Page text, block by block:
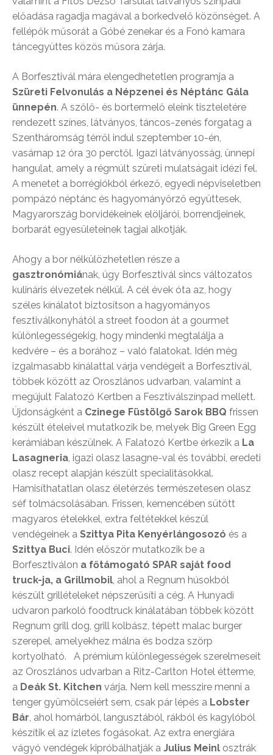
előadása ragadja magával a borkedvelő közönséget. A
fellépők műsorát a Góbé zenekar és a Fonó kamara
táncegyüttes közös műsora zárja.
A Borfesztivál mára elengedhetetlen programja a
Szüreti Felvonulás a Népzenei és Néptánc Gála
ünnepén. A szőlő- és bortermelő eleink tiszteletére
rendezett színes, látványos, táncos-zenés forgatag a
Szentháromság térről indul szeptember 10-én,
vasárnap 12 óra 30 perctől. Igazi látványosság, ünnepi
hangulat, amely a régmúlt szüreti mulatságait idézi fel.
A menetet a borrégiókból érkező, egyedi népviseletben
pompázó néptánc és hagyományőrző együttesek,
Magyarország borvidékeinek elöljárói, borrendjeinek,
borbarát egyesületeinek tagjai alkotják.
Ahogy a bor nélkülözhetetlen része a
gasztronómiának, úgy Borfesztivál sincs változatos
kulináris élvezetek nélkül. A cél évek óta az, hogy
széles kínálatot biztosítson a hagyományos
fesztiválkonyhától a street foodon át a gourmet
különlegességekig, hogy mindenki megtalálja a
kedvére – és a borához – való falatokat. Idén még
izgalmasabb kínálattal várja vendégeit a Borfesztivál,
többek között az Oroszlános udvarban, valamint a
megújult Falatozó Kertben a Fesztiválszínpad mellett.
Újdonságként a Czinege Füstölgő Sarok BBQ frissen
készült ételeivel mutatkozik be, melyek Big Green Egg
kerámiában készülnek. A Falatozó Kertbe érkezik a La
Lasagneria, igazi olasz lasagne-val és további, eredeti
olasz recept alapján készült specialitásokkal.
Hamisíthatatlan olasz életérzés természetesen olasz
séf tolmácsolásában. Frissen, kemencében sütött
magyaros ételekkel, extra feltétekkel készül
vendégeinek a Szittya Pita Kenyérlángosozó és a
Szittya Buci. Idén először mutatkozik be a
Borfesztiválon a főtámogató SPAR saját food
truck-ja, a Grillmobil, ahol a Regnum húsokból
készült grillételeket népszerűsíti a cég. A Hunyadi
udvaron parkoló foodtruck kínálatában többek között
Regnum grill dog, grill kolbász, tépett malac burger
szerepel, amelyekhez málna és bodza szörp
kortyolható. A prémium különlegességek szerelmeseit
az Oroszlános udvarban a Ritz-Carlton Hotel étterme,
a Deák St. Kitchen várja. Nem kell messzire menni a
tenger gyümölcseiért sem, csak pár lépés a Lobster
Bár, ahol homárból, langusztából, rákból és kagylóból
készítik el az ízletes fogásokat. Az extra energiára
vágyó vendégek kipróbálhatják a Julius Meinl osztrák